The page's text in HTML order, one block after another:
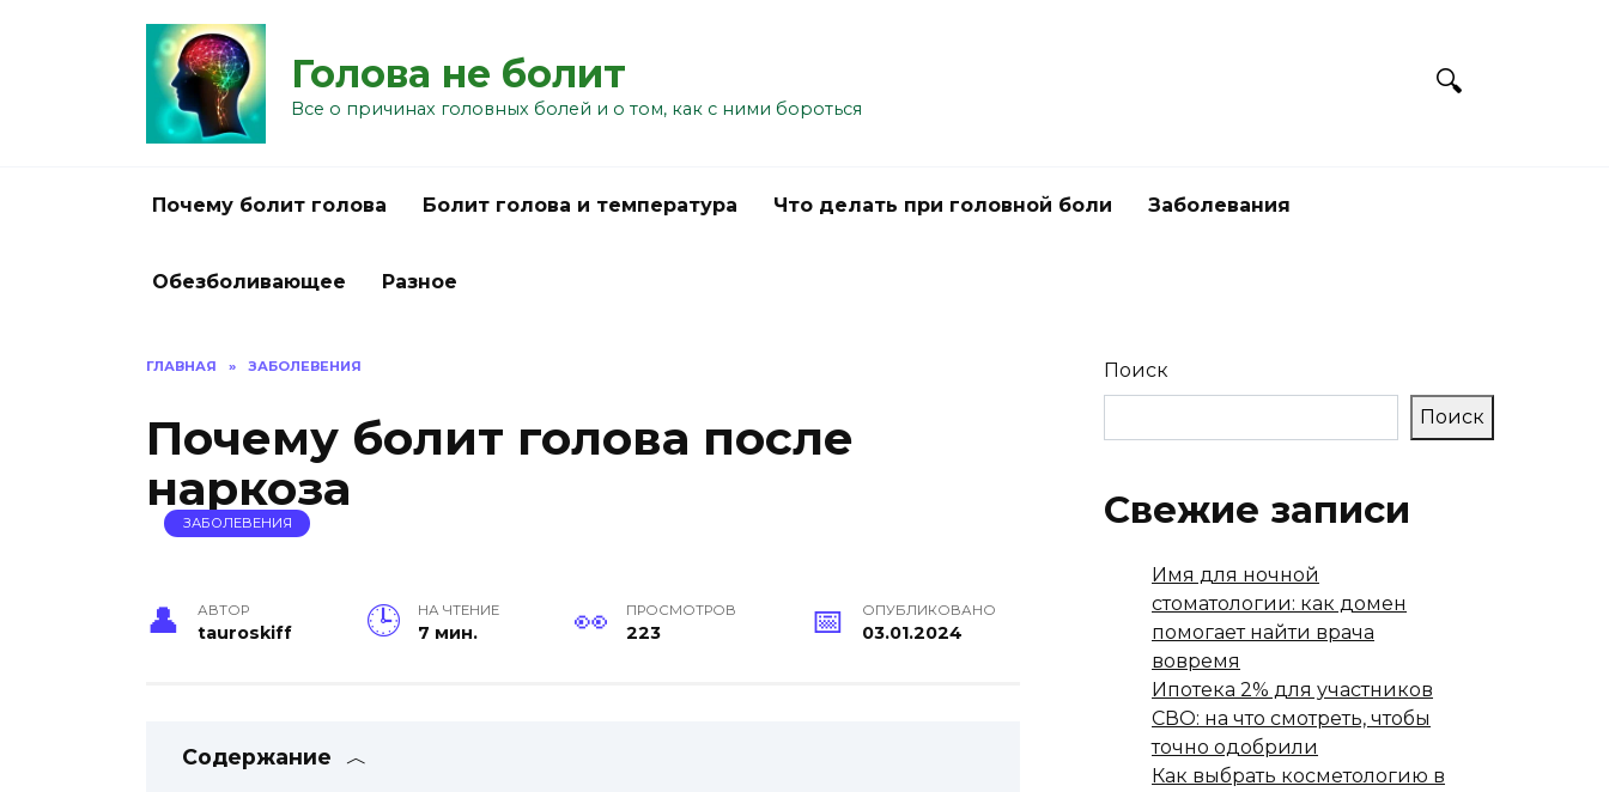
Голова не болит
Все о причинах головных болей и о том, как с ними бороться
Почему болит голова Болит голова и температура Что делать при головной боли Заболевания
Обезболивающее Разное
ГЛАВНАЯ » ЗАБОЛЕВЕНИЯ
Почему болит голова после
наркоза
ЗАБОЛЕВЕНИЯ
АВТОР
tauroskiff
НА ЧТЕНИЕ
7 мин.
ПРОСМОТРОВ
223
ОПУБЛИКОВАНО
03.01.2024
Содержание
Поиск
Поиск
Свежие записи
Имя для ночной
стоматологии: как домен
помогает найти врача
вовремя
Ипотека 2% для участников
СВО: на что смотреть, чтобы
точно одобрили
Как выбрать косметологию в